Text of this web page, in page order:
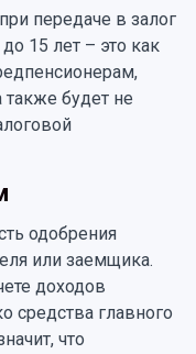
передаче в залог
15 лет – это как
будет не
одобрения
или заемщика.
доходов
средства главного
что